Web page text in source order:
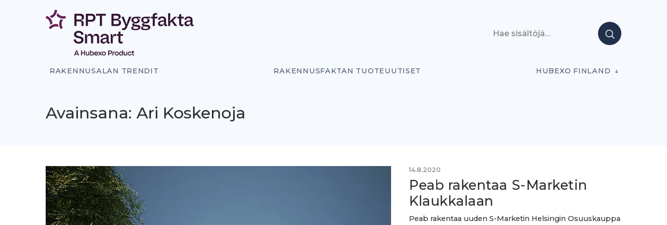
RAKENNUSALAN TRENDIT RAKENNUSFAKTAN TUOTEUUTISET HUBEXO FINLAND
Avainsana: Ari Koskenoja
14.8.2020
Peab rakentaa S-Marketin
Klaukkalaan
Peab rakentaa uuden S-Marketin Helsingin Osuuskauppa